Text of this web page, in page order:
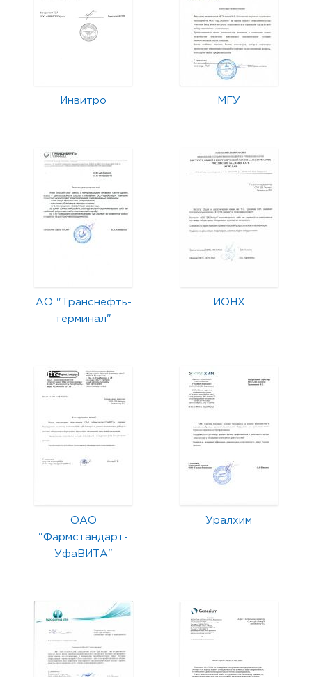
Инвитро МГУ
АО "Транснефть-
терминал"
ИОНХ
ОАО
"Фармстандарт-
УфаВИТА"
Уралхим